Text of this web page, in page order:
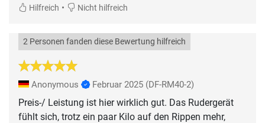
Hilfreich • Nicht hilfreich
2 Personen fanden diese Bewertung hilfreich
Anonymous Februar 2025 (DF-RM40-2)
Preis-/ Leistung ist hier wirklich gut. Das Rudergerät
fühlt sich, trotz ein paar Kilo auf den Rippen mehr,